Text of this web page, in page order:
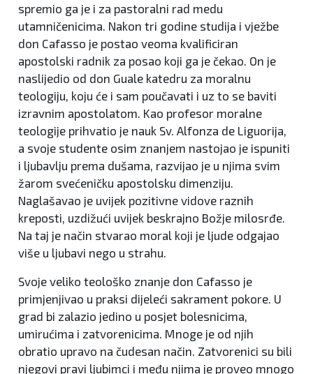
spremio ga je i za pastoralni rad medu
utamničenicima. Nakon tri godine studija i vježbe
don Cafasso je postao veoma kvalificiran
apostolski radnik za posao koji ga je čekao. On je
naslijedio od don Guale katedru za moralnu
teologiju, koju će i sam poučavati i uz to se baviti
izravnim apostolatom. Kao profesor moralne
teologije prihvatio je nauk Sv. Alfonza de Liguorija,
a svoje studente osim znanjem nastojao je ispuniti
i ljubavlju prema dušama, razvijao je u njima svim
žarom svećeničku apostolsku dimenziju.
Naglašavao je uvijek pozitivne vidove raznih
kreposti, uzdižući uvijek beskrajno Božje milosrđe.
Na taj je način stvarao moral koji je ljude odgajao
više u ljubavi nego u strahu.
Svoje veliko teološko znanje don Cafasso je
primjenjivao u praksi dijeleći sakrament pokore. U
grad bi zalazio jedino u posjet bolesnicima,
umirućima i zatvorenicima. Mnoge je od njih
obratio upravo na čudesan način. Zatvorenici su bili
njegovi pravi ljubimci i među njima je proveo mnogo